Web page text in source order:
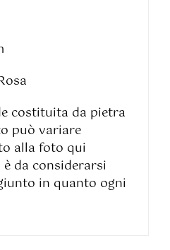
costituita da pietra
può variare
alla foto qui
da considerarsi
in quanto ogni